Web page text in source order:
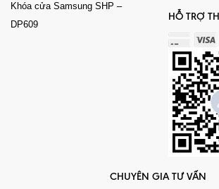
Khóa cửa Samsung SHP –
DP609
HỖ TRỢ
CHUYÊN GIA TƯ VẤN